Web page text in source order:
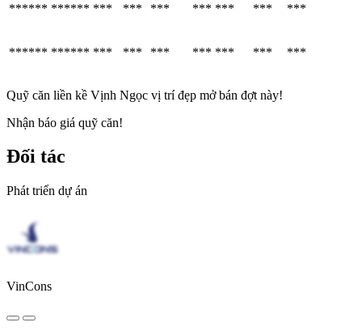
****** ****** *** *** *** *** *** *** ***
****** ****** *** *** *** *** *** *** ***
Quỹ căn liền kề Vịnh Ngọc vị trí đẹp mở bán đợt này!
Nhận báo giá quỹ căn!
Đối tác
Phát triển dự án
VinCons